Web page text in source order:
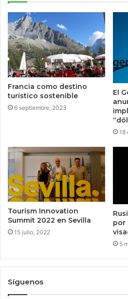
Francia como destino
turístico sostenible
6 septiembre, 2023
El
18
Tourism Innovation
Summit 2022 en Sevilla
15 julio, 2022
por
5
Síguenos